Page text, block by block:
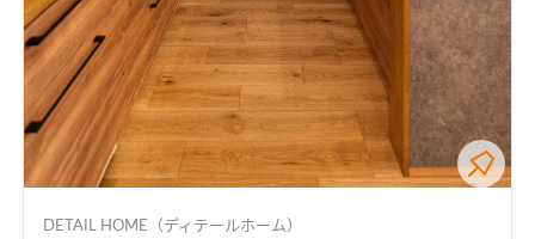
DETAIL HOME（ディテールホーム）